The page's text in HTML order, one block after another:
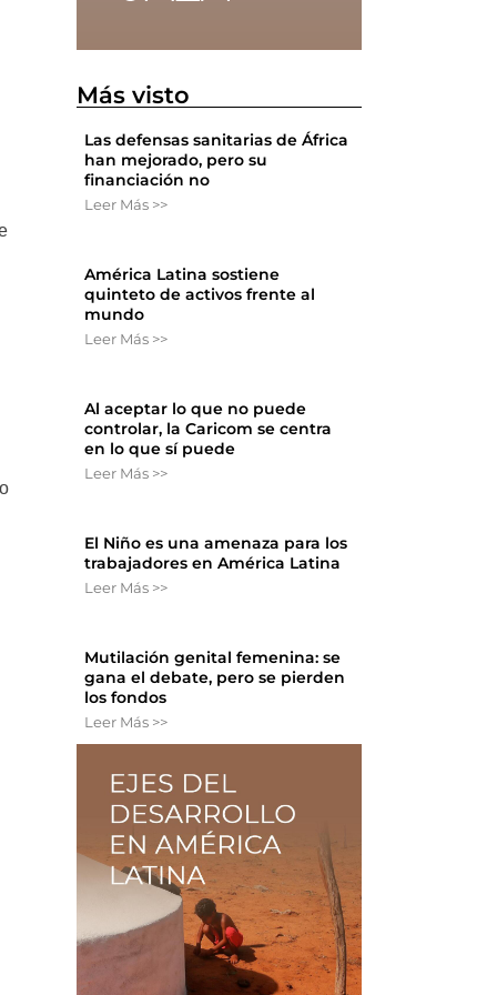
Más visto
Las defensas sanitarias de África
han mejorado, pero su
financiación no
Leer Más >>
América Latina sostiene
quinteto de activos frente al
mundo
Leer Más >>
Al aceptar lo que no puede
controlar, la Caricom se centra
en lo que sí puede
Leer Más >>
El Niño es una amenaza para los
trabajadores en América Latina
Leer Más >>
Mutilación genital femenina: se
gana el debate, pero se pierden
los fondos
Leer Más >>